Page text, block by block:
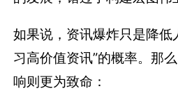
如果说，资讯爆炸只是降低
习高价值资讯”的概率。那
响则更为致命：